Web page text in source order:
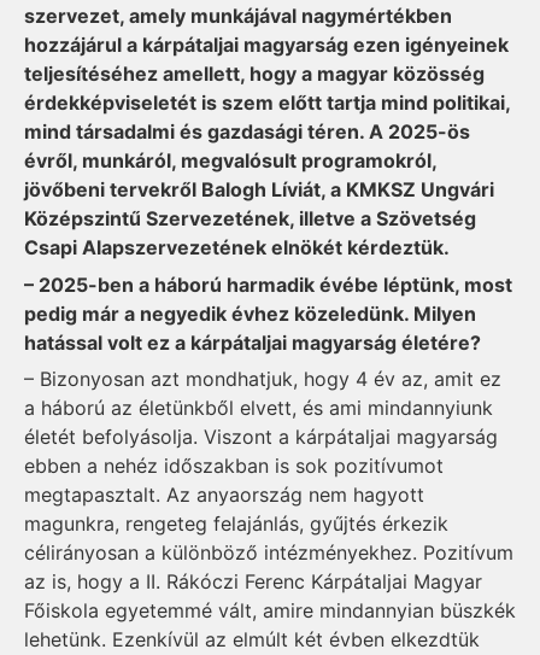
szervezet, amely munkájával nagymértékben
hozzájárul a kárpátaljai magyarság ezen igényeinek
teljesítéséhez amellett, hogy a magyar közösség
érdekképviseletét is szem előtt tartja mind politikai,
mind társadalmi és gazdasági téren. A 2025-ös
évről, munkáról, megvalósult programokról,
jövőbeni tervekről Balogh Líviát, a KMKSZ Ungvári
Középszintű Szervezetének, illetve a Szövetség
Csapi Alapszervezetének elnökét kérdeztük.
– 2025-ben a háború harmadik évébe léptünk, most
pedig már a negyedik évhez közeledünk. Milyen
hatással volt ez a kárpátaljai magyarság életére?
– Bizonyosan azt mondhatjuk, hogy 4 év az, amit ez
a háború az életünkből elvett, és ami mindannyiunk
életét befolyásolja. Viszont a kárpátaljai magyarság
ebben a nehéz időszakban is sok pozitívumot
megtapasztalt. Az anyaország nem hagyott
magunkra, rengeteg felajánlás, gyűjtés érkezik
célirányosan a különböző intézményekhez. Pozitívum
az is, hogy a II. Rákóczi Ferenc Kárpátaljai Magyar
Főiskola egyetemmé vált, amire mindannyian büszkék
lehetünk. Ezenkívül az elmúlt két évben elkezdtük